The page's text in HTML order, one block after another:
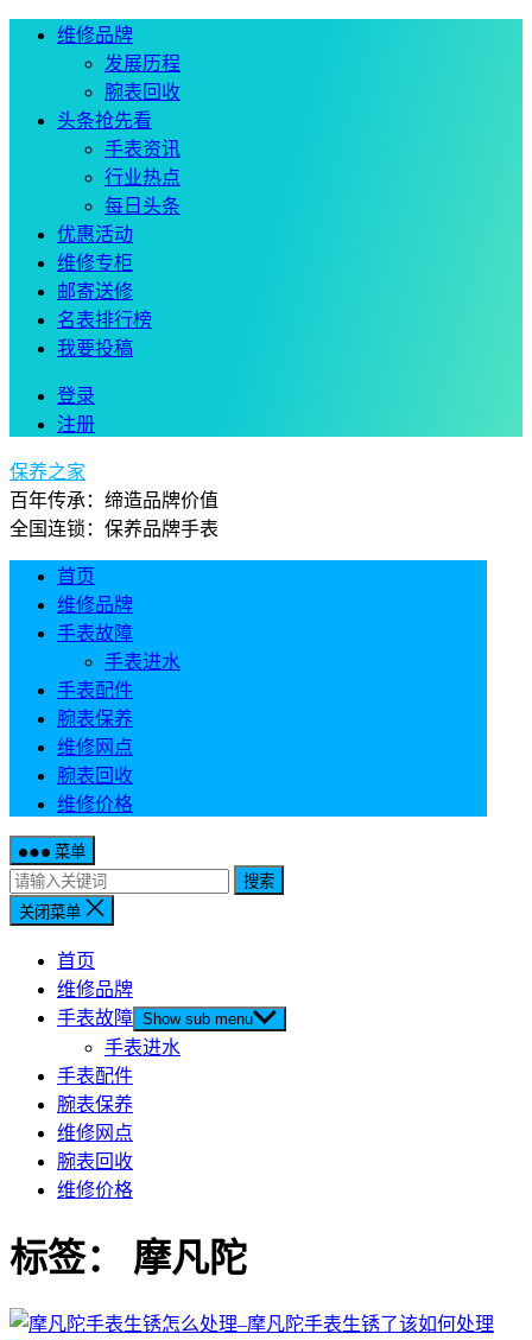
维修品牌
发展历程
腕表回收
头条抢先看
手表资讯
行业热点
每日头条
优惠活动
维修专柜
邮寄送修
名表排行榜
我要投稿
登录
注册
保养之家
百年传承：缔造品牌价值
全国连锁：保养品牌手表
首页
维修品牌
手表故障
手表进水
手表配件
腕表保养
维修网点
腕表回收
维修价格
菜单
搜索
关闭菜单
首页
维修品牌
手表故障 Show sub menu
手表进水
手表配件
腕表保养
维修网点
腕表回收
维修价格
标签： 摩凡陀